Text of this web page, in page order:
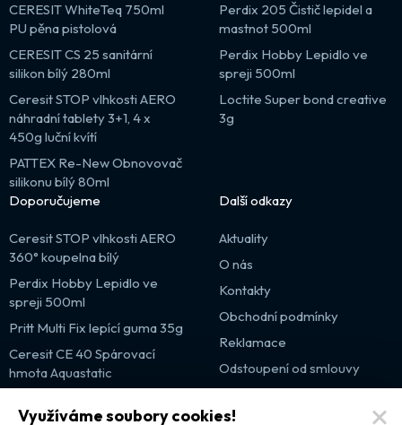
CERESIT WhiteTeq 750ml
PU pěna pistolová
CERESIT CS 25 sanitární
silikon bílý 280ml
Ceresit STOP vlhkosti AERO
náhradní tablety 3+1, 4 x
450g luční kvítí
PATTEX Re-New Obnovovač
silikonu bílý 80ml
Perdix 205 Čistič lepidel a
mastnot 500ml
Perdix Hobby Lepidlo ve
spreji 500ml
Loctite Super bond creative
3g
Doporučujeme
Ceresit STOP vlhkosti AERO
360° koupelna bílý
Perdix Hobby Lepidlo ve
spreji 500ml
Pritt Multi Fix lepící guma 35g
Ceresit CE 40 Spárovací
hmota Aquastatic
Další odkazy
Aktuality
O nás
Kontakty
Obchodní podmínky
Reklamace
Odstoupení od smlouvy
Výprodej
Využíváme soubory cookies!